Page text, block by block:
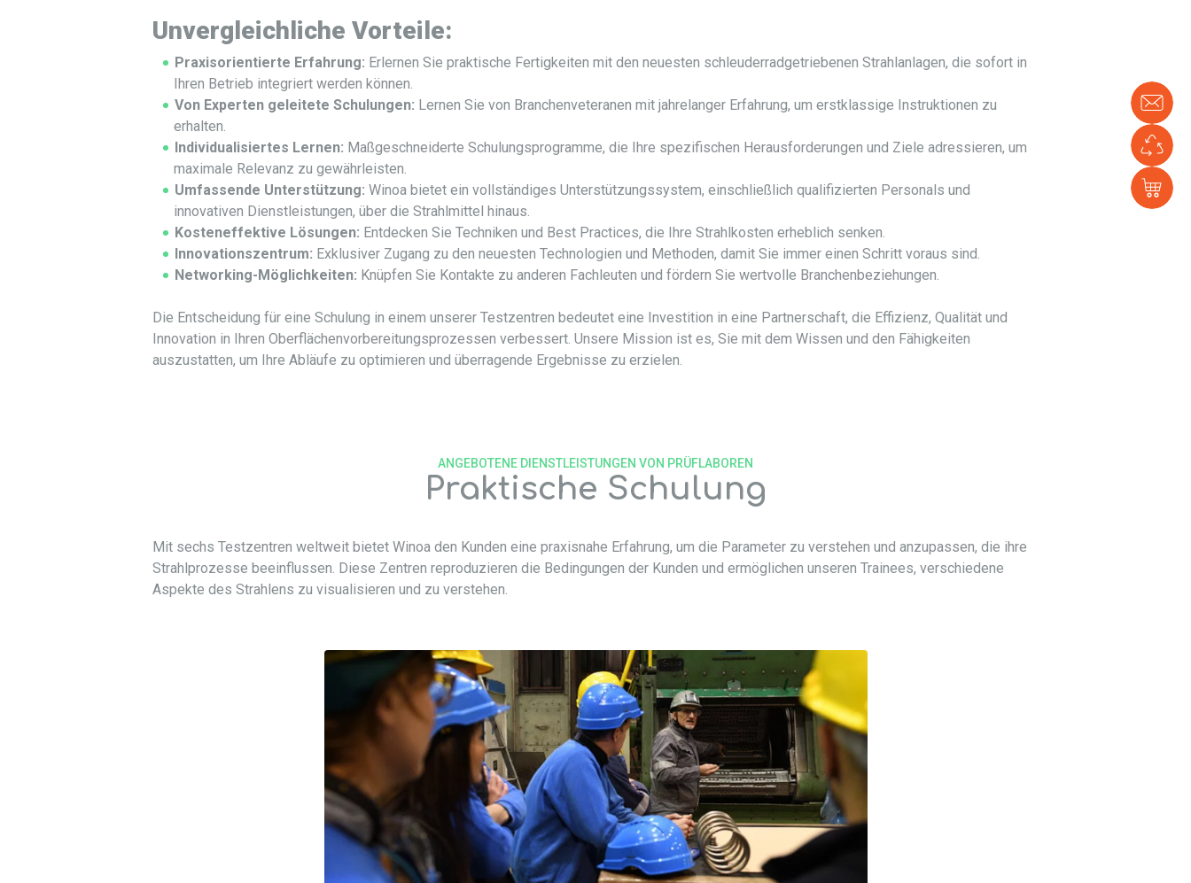
Unvergleichliche Vorteile:
Praxisorientierte Erfahrung: Erlernen Sie praktische Fertigkeiten mit den neuesten schleuderradgetriebenen Strahlanlagen, die sofort in
Ihren Betrieb integriert werden können.
Von Experten geleitete Schulungen: Lernen Sie von Branchenveteranen mit jahrelanger Erfahrung, um erstklassige Instruktionen zu
erhalten.
Individualisiertes Lernen: Maßgeschneiderte Schulungsprogramme, die Ihre spezifischen Herausforderungen und Ziele adressieren, um
maximale Relevanz zu gewährleisten.
Umfassende Unterstützung: Winoa bietet ein vollständiges Unterstützungssystem, einschließlich qualifizierten Personals und
innovativen Dienstleistungen, über die Strahlmittel hinaus.
Kosteneffektive Lösungen: Entdecken Sie Techniken und Best Practices, die Ihre Strahlkosten erheblich senken.
Innovationszentrum: Exklusiver Zugang zu den neuesten Technologien und Methoden, damit Sie immer einen Schritt voraus sind.
Networking-Möglichkeiten: Knüpfen Sie Kontakte zu anderen Fachleuten und fördern Sie wertvolle Branchenbeziehungen.
Die Entscheidung für eine Schulung in einem unserer Testzentren bedeutet eine Investition in eine Partnerschaft, die Effizienz, Qualität und
Innovation in Ihren Oberflächenvorbereitungsprozessen verbessert. Unsere Mission ist es, Sie mit dem Wissen und den Fähigkeiten
auszustatten, um Ihre Abläufe zu optimieren und überragende Ergebnisse zu erzielen.
Praktische Schulung
ANGEBOTENE DIENSTLEISTUNGEN VON PRÜFLABOREN
Mit sechs Testzentren weltweit bietet Winoa den Kunden eine praxisnahe Erfahrung, um die Parameter zu verstehen und anzupassen, die ihre
Strahlprozesse beeinflussen. Diese Zentren reproduzieren die Bedingungen der Kunden und ermöglichen unseren Trainees, verschiedene
Aspekte des Strahlens zu visualisieren und zu verstehen.